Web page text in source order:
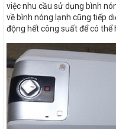
việc nhu cầu sử dụng bình
về bình nóng lạnh cũng tiếp
động hết công suất để có thể